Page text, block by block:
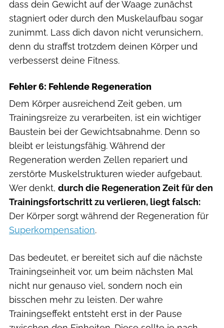
dass dein Gewicht auf der Waage zunächst
stagniert oder durch den Muskelaufbau sogar
zunimmt. Lass dich davon nicht verunsichern,
denn du straffst trotzdem deinen Körper und
verbesserst deine Fitness.
Fehler 6: Fehlende Regeneration
Dem Körper ausreichend Zeit geben, um
Trainingsreize zu verarbeiten, ist ein wichtiger
Baustein bei der Gewichtsabnahme. Denn so
bleibt er leistungsfähig. Während der
Regeneration werden Zellen repariert und
zerstörte Muskelstrukturen wieder aufgebaut.
Wer denkt, durch die Regeneration Zeit für den
Trainingsfortschritt zu verlieren, liegt falsch:
Der Körper sorgt während der Regeneration für
Superkompensation.
Das bedeutet, er bereitet sich auf die nächste
Trainingseinheit vor, um beim nächsten Mal
nicht nur genauso viel, sondern noch ein
bisschen mehr zu leisten. Der wahre
Trainingseffekt entsteht erst in der Pause